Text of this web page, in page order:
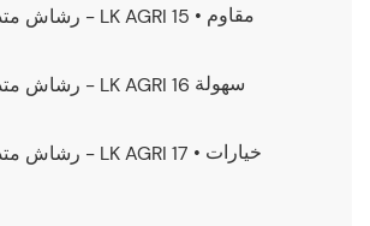
• مقاوم
• خيارات